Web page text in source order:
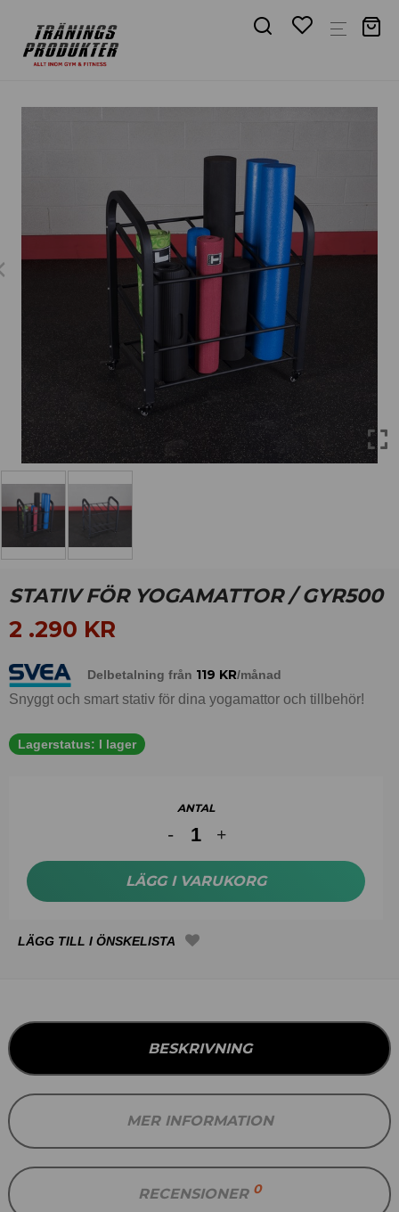
STATIV FÖR YOGAMATTOR / GYR500
2 .290 KR
Delbetalning från 119 KR/månad
Snyggt och smart stativ för dina yogamattor och tillbehör!
Lagerstatus: I lager
ANTAL
LÄGG I VARUKORG
BESKRIVNING
MER INFORMATION
RECENSIONER 0